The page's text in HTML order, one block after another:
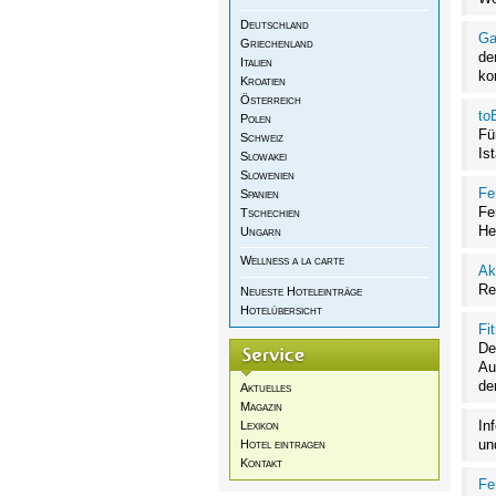
Deutschland
Griechenland
Italien
Kroatien
Österreich
Polen
Schweiz
Slowakei
Slowenien
Spanien
Tschechien
Ungarn
Wellness a la carte
Neueste Hoteleinträge
Hotelübersicht
Aktuelles
Magazin
Lexikon
Hotel eintragen
Kontakt